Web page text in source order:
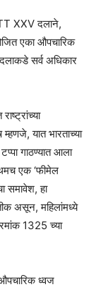
XXV दलाने,
एका औपचारिक
सर्व अधिकार
यात भारताच्या
गाठण्यात आला
एक ‘फीमेल
समावेश, हा
असून, महिलांमध्ये
1325 च्या
ध्वज